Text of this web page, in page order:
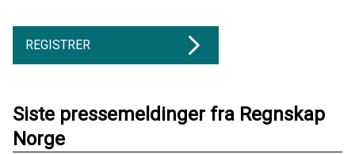
REGISTRER
Siste pressemeldinger fra Regnskap
Norge